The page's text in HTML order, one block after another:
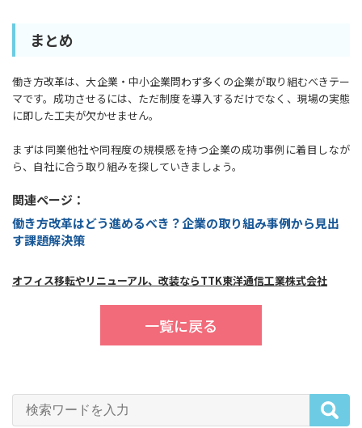
まとめ
働き方改革は、大企業・中小企業問わず多くの企業が取り組むべきテー
マです。成功させるには、ただ制度を導入するだけでなく、現場の実態
に即した工夫が欠かせません。
まずは同業他社や同程度の規模感を持つ企業の成功事例に着目しなが
ら、自社に合う取り組みを探していきましょう。
関連ページ：
働き方改革はどう進めるべき？企業の取り組み事例から見出
す課題解決策
オフィス移転やリニューアル、改装ならTTK東洋通信工業株式会社
一覧に戻る